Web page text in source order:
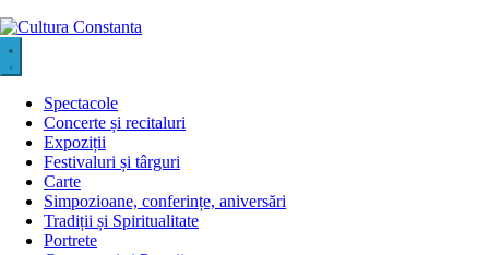
Spectacole
Concerte și recitaluri
Expoziții
Festivaluri și târguri
Carte
Simpozioane, conferințe, aniversări
Tradiții și Spiritualitate
Portrete